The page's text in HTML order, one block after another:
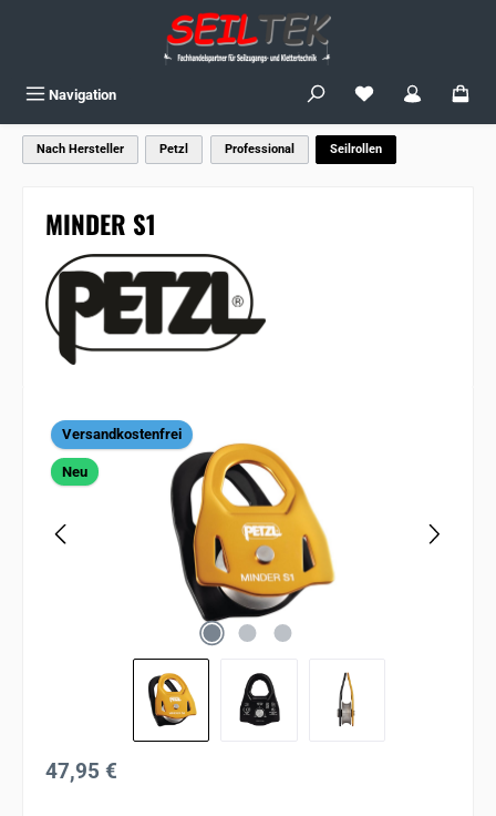
Navigation Du hast 0
Nach Hersteller Petzl Professional Seilrollen
MINDER S1
Versandkostenfrei
Neu
Regulärer Preis:
47,95 €